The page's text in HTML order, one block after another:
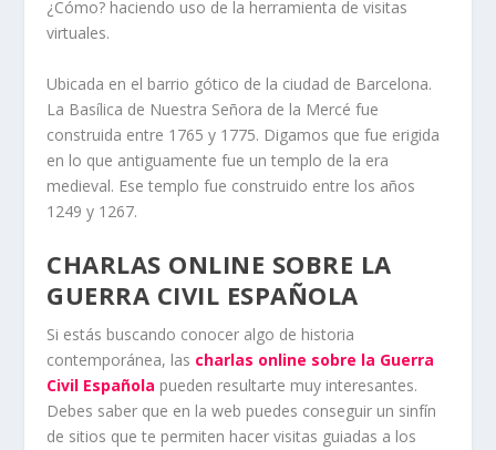
¿Cómo? haciendo uso de la herramienta de visitas
virtuales.
Ubicada en el barrio gótico de la ciudad de Barcelona.
La Basílica de Nuestra Señora de la Mercé fue
construida entre 1765 y 1775. Digamos que fue erigida
en lo que antiguamente fue un templo de la era
medieval. Ese templo fue construido entre los años
1249 y 1267.
CHARLAS ONLINE SOBRE LA
GUERRA CIVIL ESPAÑOLA
Si estás buscando conocer algo de historia
contemporánea, las charlas online sobre la Guerra
Civil Española pueden resultarte muy interesantes.
Debes saber que en la web puedes conseguir un sinfín
de sitios que te permiten hacer visitas guiadas a los